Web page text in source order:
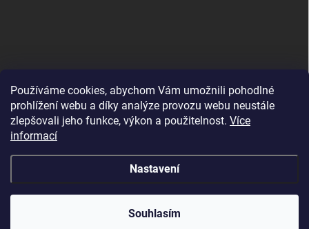
Používáme cookies, abychom Vám umožnili pohodlné
prohlížení webu a díky analýze provozu webu neustále
zlepšovali jeho funkce, výkon a použitelnost. Více
informací
Nastavení
Souhlasím
B2B shop pro obchodníky - www.krokido.cz
Vyrobenoprodeti.cz . Všechna práva vyhrazena.